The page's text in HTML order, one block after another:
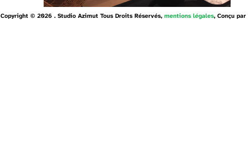
Copyright © 2026 . Studio Azimut Tous Droits Réservés, mentions légales, Conçu par